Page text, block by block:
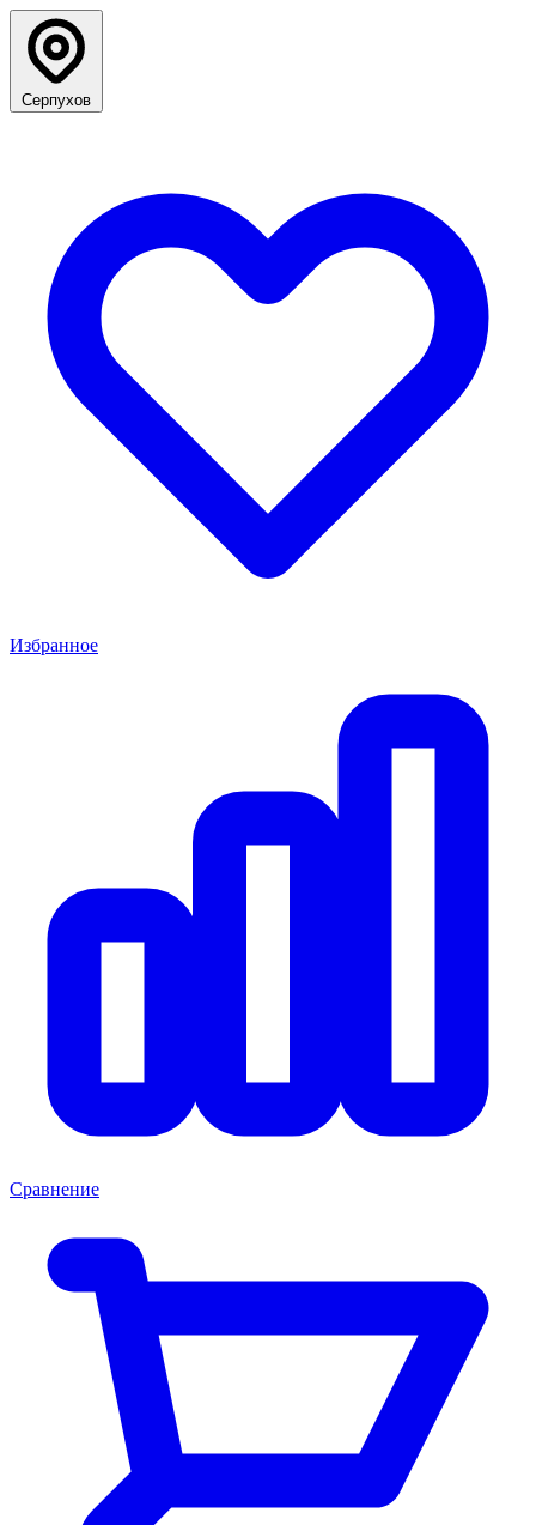
Серпухов
Избранное
Сравнение